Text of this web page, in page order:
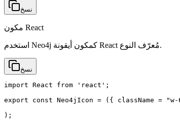
نسخ
مكون React
استخدم Neo4j كمكون أيقونة React مُعرّف النوع.
نسخ
import React from 'react';
export const Neo4jIcon = ({ className =
);